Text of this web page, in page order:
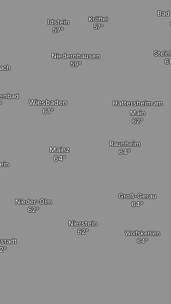
Groß-Gerau
Raunheim
Wolfskehlen
Nierstein
Mainz
Nieder-Olm
Kröftel
Niedernhausen
Idstein
Wiesbaden Hattersheim am
Main